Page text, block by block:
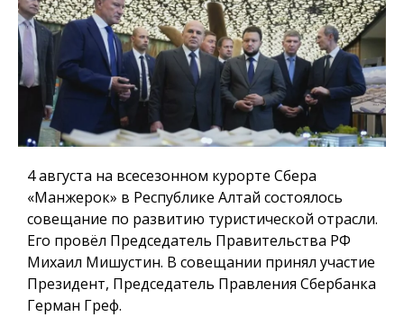
4 августа на всесезонном курорте Сбера
«Манжерок» в Республике Алтай состоялось
совещание по развитию туристической отрасли.
Его провёл Председатель Правительства РФ
Михаил Мишустин. В совещании принял участие
Президент, Председатель Правления Сбербанка
Герман Греф.